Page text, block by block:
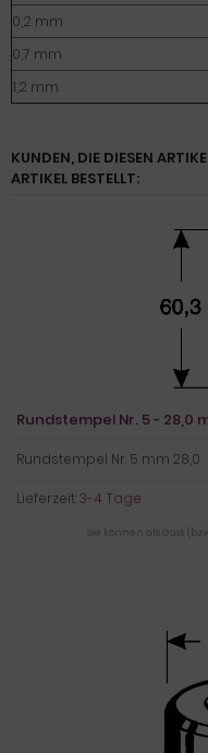
0,2 mm
0,7 mm
1,2 mm
KUNDEN, DIE DIESEN
ARTIKEL BESTELLT:
Rundstempel Nr. 5 - 28,0
Rundstempel Nr. 5 mm 28,0
Lieferzeit:3-4 Tage
Sie können als Gast